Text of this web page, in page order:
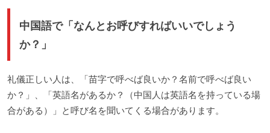
中国語で「なんとお呼びすればいいでしょう
か？」
礼儀正しい人は、「苗字で呼べば良いか？名前で呼べば良い
か？」、「英語名があるか？（中国人は英語名を持っている場
合がある）」と呼び名を聞いてくる場合があります。